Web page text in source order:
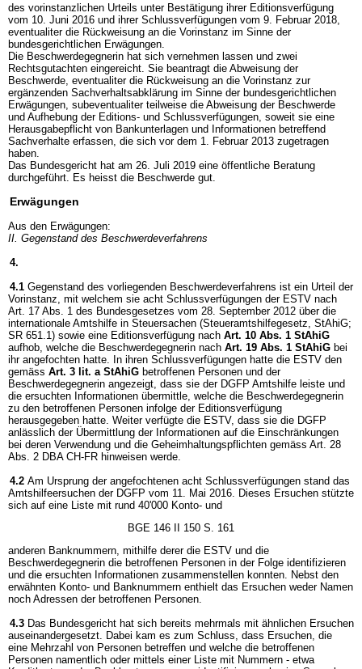
des vorinstanzlichen Urteils unter Bestätigung ihrer Editionsverfügung
vom 10. Juni 2016 und ihrer Schlussverfügungen vom 9. Februar 2018,
eventualiter die Rückweisung an die Vorinstanz im Sinne der
bundesgerichtlichen Erwägungen.
Die Beschwerdegegnerin hat sich vernehmen lassen und zwei
Rechtsgutachten eingereicht. Sie beantragt die Abweisung der
Beschwerde, eventualiter die Rückweisung an die Vorinstanz zur
ergänzenden Sachverhaltsabklärung im Sinne der bundesgerichtlichen
Erwägungen, subeventualiter teilweise die Abweisung der Beschwerde
und Aufhebung der Editions- und Schlussverfügungen, soweit sie eine
Herausgabepflicht von Bankunterlagen und Informationen betreffend
Sachverhalte erfassen, die sich vor dem 1. Februar 2013 zugetragen
haben.
Das Bundesgericht hat am 26. Juli 2019 eine öffentliche Beratung
durchgeführt. Es heisst die Beschwerde gut.
Erwägungen
Aus den Erwägungen:
II. Gegenstand des Beschwerdeverfahrens
4.
4.1 Gegenstand des vorliegenden Beschwerdeverfahrens ist ein Urteil der
Vorinstanz, mit welchem sie acht Schlussverfügungen der ESTV nach
Art. 17 Abs. 1 des Bundesgesetzes vom 28. September 2012 über die
internationale Amtshilfe in Steuersachen (Steueramtshilfegesetz, StAhiG;
SR 651.1) sowie eine Editionsverfügung nach Art. 10 Abs. 1 StAhiG
aufhob, welche die Beschwerdegegnerin nach Art. 19 Abs. 1 StAhiG bei
ihr angefochten hatte. In ihren Schlussverfügungen hatte die ESTV den
gemäss Art. 3 lit. a StAhiG betroffenen Personen und der
Beschwerdegegnerin angezeigt, dass sie der DGFP Amtshilfe leiste und
die ersuchten Informationen übermittle, welche die Beschwerdegegnerin
zu den betroffenen Personen infolge der Editionsverfügung
herausgegeben hatte. Weiter verfügte die ESTV, dass sie die DGFP
anlässlich der Übermittlung der Informationen auf die Einschränkungen
bei deren Verwendung und die Geheimhaltungspflichten gemäss Art. 28
Abs. 2 DBA CH-FR hinweisen werde.
4.2 Am Ursprung der angefochtenen acht Schlussverfügungen stand das
Amtshilfeersuchen der DGFP vom 11. Mai 2016. Dieses Ersuchen stützte
sich auf eine Liste mit rund 40'000 Konto- und
BGE 146 II 150 S. 161
anderen Banknummern, mithilfe derer die ESTV und die
Beschwerdegegnerin die betroffenen Personen in der Folge identifizieren
und die ersuchten Informationen zusammenstellen konnten. Nebst den
erwähnten Konto- und Banknummern enthielt das Ersuchen weder Namen
noch Adressen der betroffenen Personen.
4.3 Das Bundesgericht hat sich bereits mehrmals mit ähnlichen Ersuchen
auseinandergesetzt. Dabei kam es zum Schluss, dass Ersuchen, die
eine Mehrzahl von Personen betreffen und welche die betroffenen
Personen namentlich oder mittels einer Liste mit Nummern - etwa